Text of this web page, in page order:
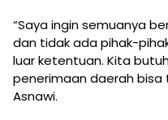
“Saya ingin semuanya
dan tidak ada pihak-
luar ketentuan. Kita
penerimaan daerah bisa
Asnawi.